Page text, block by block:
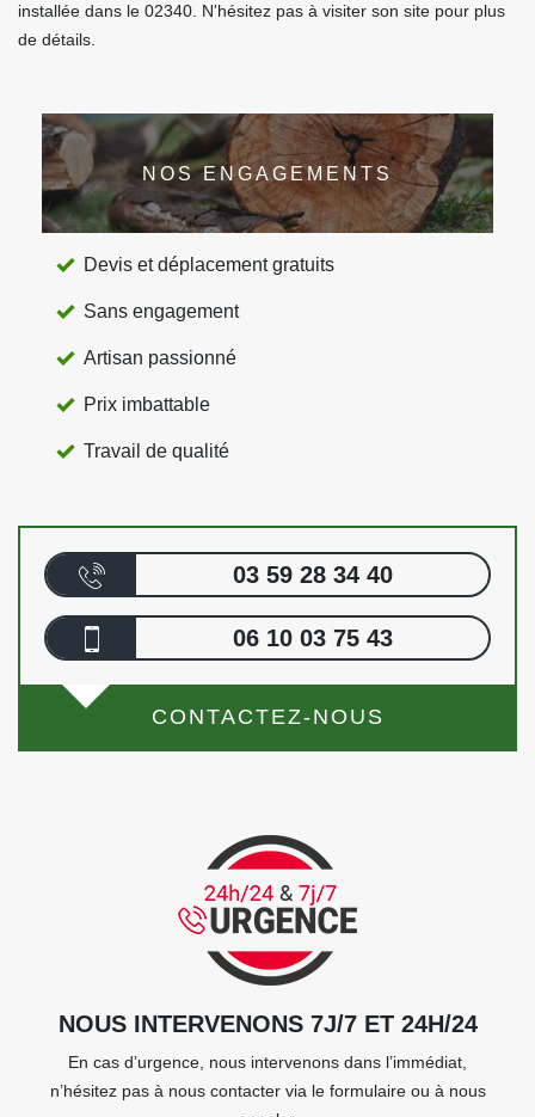
installée dans le 02340. N'hésitez pas à visiter son site pour plus
de détails.
NOS ENGAGEMENTS
Devis et déplacement gratuits
Sans engagement
Artisan passionné
Prix imbattable
Travail de qualité
03 59 28 34 40
06 10 03 75 43
CONTACTEZ-NOUS
NOUS INTERVENONS 7J/7 ET 24H/24
En cas d’urgence, nous intervenons dans l’immédiat,
n’hésitez pas à nous contacter via le formulaire ou à nous